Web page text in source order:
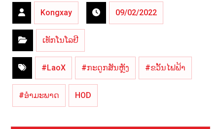
Kongxay 09/02/2022
ເທັກໂນໂລຢີ
#LaoX #ກະດູກສັນຫຼັງ #ຂວັ້ນໄຟຟ້າ
#ອຳມະພາດ HOD